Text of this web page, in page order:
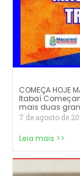
COMEÇA HOJE
Itabaí
mais duas
7 de agosto de
Leia mais >>